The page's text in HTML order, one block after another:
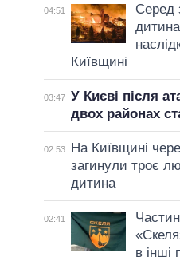
04:51
Серед
Київщині
03:47 У Києві після
двох районах
02:53
На Київщині
загинули троє
дитина
02:41
в інші